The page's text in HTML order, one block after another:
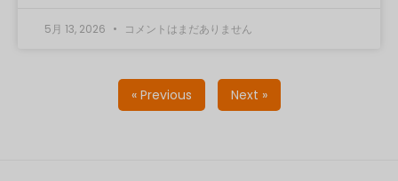
5月 13, 2026 コメントはまだありません
« Previous Next »